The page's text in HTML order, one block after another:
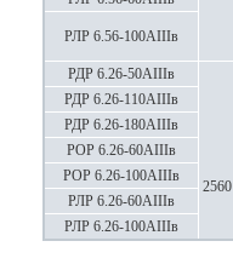
РЛР 6.56-100АIIIв
РДР 6.26-50АIIIв
2560
РДР 6.26-110АIIIв
РДР 6.26-180АIIIв
РОР 6.26-60АIIIв
РОР 6.26-100АIIIв
РЛР 6.26-60АIIIв
РЛР 6.26-100АIIIв